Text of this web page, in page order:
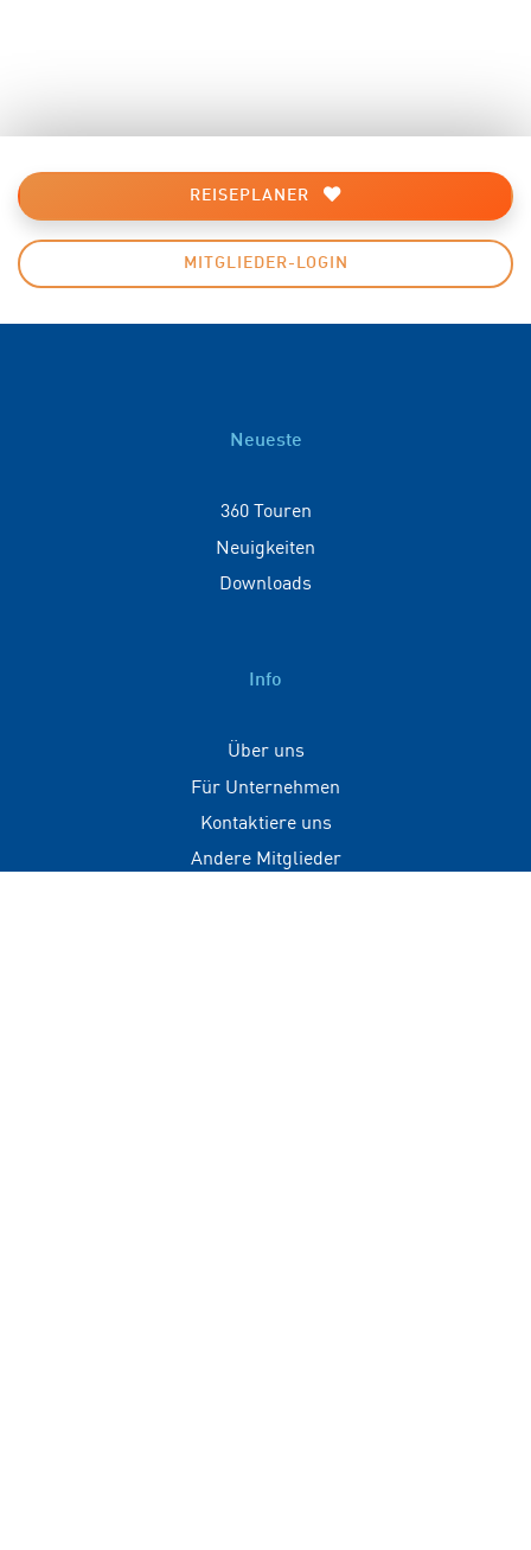
REISEPLANER
MITGLIEDER-LOGIN
Neueste
360 Touren
Neuigkeiten
Downloads
Info
Über uns
Für Unternehmen
Kontaktiere uns
Andere Mitglieder